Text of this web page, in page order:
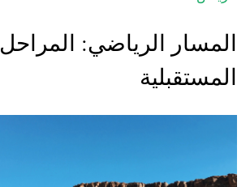
المسار الرياضي: المراحل
المستقبلية